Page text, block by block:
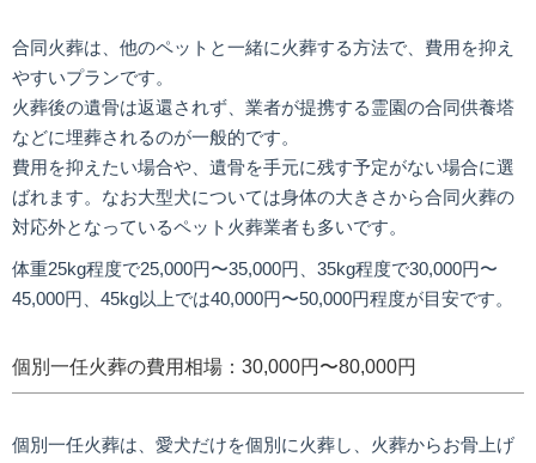
合同火葬は、他のペットと一緒に火葬する方法で、費用を抑え
やすいプランです。
火葬後の遺骨は返還されず、業者が提携する霊園の合同供養塔
などに埋葬されるのが一般的です。
費用を抑えたい場合や、遺骨を手元に残す予定がない場合に選
ばれます。なお大型犬については身体の大きさから合同火葬の
対応外となっているペット火葬業者も多いです。
体重25kg程度で25,000円〜35,000円、35kg程度で30,000円〜
45,000円、45kg以上では40,000円〜50,000円程度が目安です。
個別一任火葬の費用相場：30,000円〜80,000円
個別一任火葬は、愛犬だけを個別に火葬し、火葬からお骨上げ